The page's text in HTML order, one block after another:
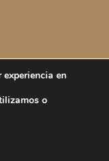
en
o
de cookies RGPD